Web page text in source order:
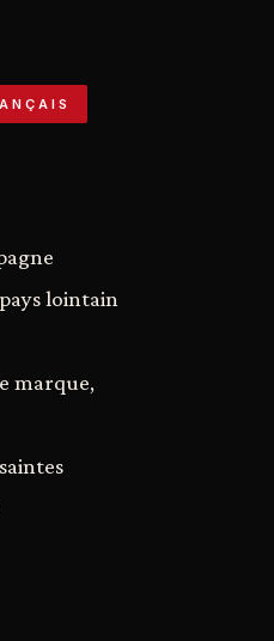
lointain
marque,